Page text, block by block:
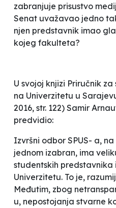
zabranjuje prisustvo
Senat uvažavao jedno
njen predstavnik imao
kojeg fakulteta?
U svojoj knjizi Priručnik
na Univerzitetu u
2016, str. 122) Samir
predvidio:
Izvršni odbor SPUS- a,
jednom izabran, ima
studentskih
Univerzitetu. To je,
Međutim, zbog
u, nepostojanja stvarne